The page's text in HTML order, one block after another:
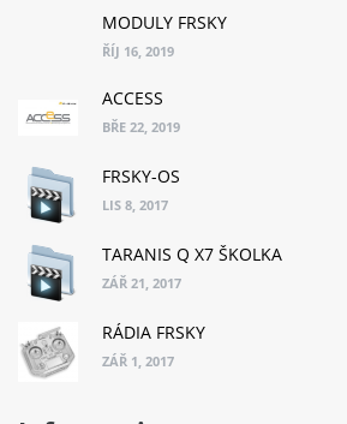
MODULY FRSKY
ŘÍJ 16, 2019
ACCESS
BŘE 22, 2019
FRSKY-OS
LIS 8, 2017
TARANIS Q X7 ŠKOLKA
ZÁŘ 21, 2017
RÁDIA FRSKY
ZÁŘ 1, 2017